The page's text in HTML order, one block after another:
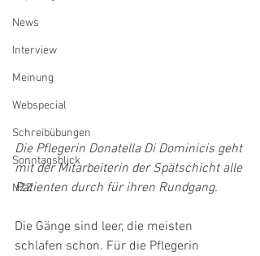
News
Interview
Meinung
Webspecial
Schreibübungen
Sonntagsblick
NZZ
Die Pflegerin Donatella Di Dominicis geht
mit der Mitarbeiterin der Spätschicht alle
Patienten durch für ihren Rundgang.
Die Gänge sind leer, die meisten
schlafen schon. Für die Pflegerin